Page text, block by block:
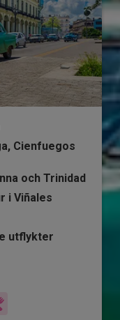
Cienfuegos
och Trinidad
i Viñales
utflykter